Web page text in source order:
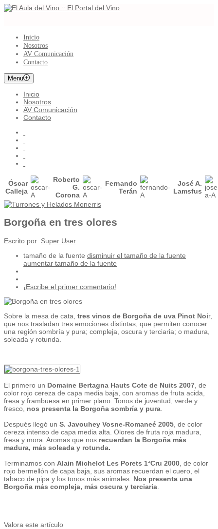
Inicio
Nosotros
AV Comunicación
Contacto
Menu
Inicio
Nosotros
AV Comunicación
Contacto
Óscar
Calleja
Roberto
G.
Corona
Fernando
Terán
José A.
Lamsfus
Borgoña en tres olores
Escrito por Super User
tamaño de la fuente disminuir el tamaño de la fuente
aumentar tamaño de la fuente
¡Escribe el primer comentario!
Sobre la mesa de cata, tres vinos de Borgoña de uva Pinot Noir,
que nos trasladan tres emociones distintas, que permiten conocer
una región sombría y pura; compleja, oscura y terciaria; o madura,
soleada y rotunda.
El primero un Domaine Bertagna Hauts Cote de Nuits 2007 , de
color rojo cereza de capa media baja, con aromas de fruta acida,
fresa y frambuesa en primer plano. Tonos de juventud, verde y
fresco, nos presenta la Borgoña sombría y pura
Después llegó un S. Javouhey Vosne-Romaneé 2005 , de color
cereza intenso de capa media alta. Olores de fruta roja madura,
fresa y mora. Aromas que nos recuerdan la Borgoña más
madura, más soleada y rotunda.
Terminamos con Alain Michelot Les Porets 1ªCru 2000 , de color
rojo bermellón de capa baja, sus aromas recuerdan el cuero, el
tabaco de pipa y los tonos más animales. Nos presenta una
Borgoña más compleja, más oscura y terciaria
Valora este artículo